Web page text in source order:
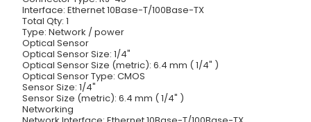
Interface: Ethernet 10Base-T/100Base-TX
Total Qty: 1
Type: Network / power
Optical Sensor
Optical Sensor Size: 1/4"
Optical Sensor Size (metric): 6.4 mm ( 1/4" )
Optical Sensor Type: CMOS
Sensor Size: 1/4"
Sensor Size (metric): 6.4 mm ( 1/4" )
Networking